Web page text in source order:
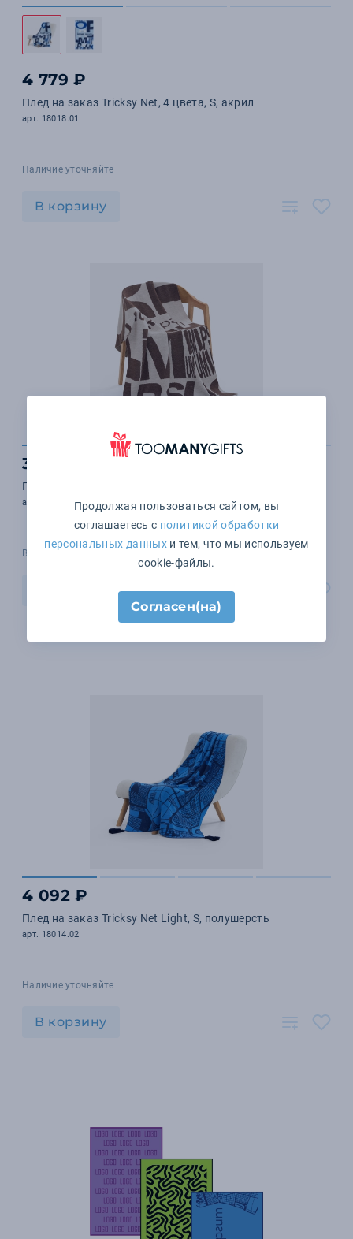
4 779 ₽
Плед на заказ Tricksy Net, 4 цвета, S, акрил
арт. 18018.01
Наличие уточняйте
В корзину
3 457 ₽
Плед на заказ Tricksy Fint, S, акрил
арт. 18015.01
В наличии 1 шт.
4 092 ₽
Плед на заказ Tricksy Net Light, S, полушерсть
арт. 18014.02
Наличие уточняйте
В корзину
Продолжая пользоваться сайтом, вы
соглашаетесь с политикой обработки
персональных данныхи тем, что мы используем
cookie-файлы.
Согласен(на)